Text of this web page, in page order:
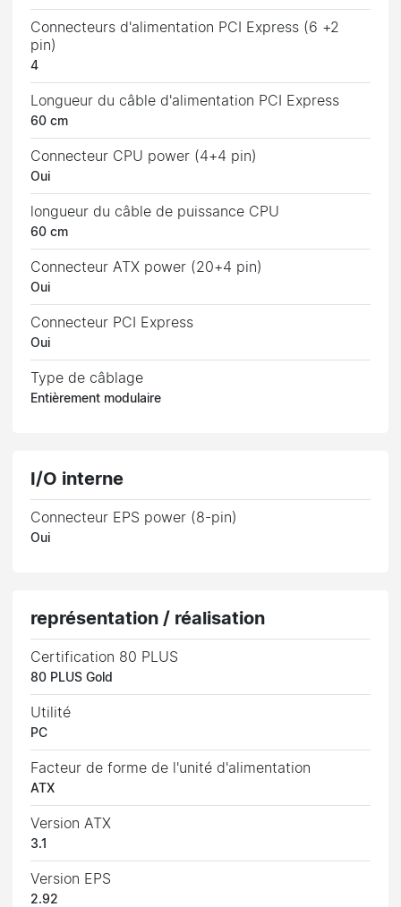
Connecteurs d'alimentation PCI Express (6 +2
pin)
4
Longueur du câble d'alimentation PCI Express
60 cm
Connecteur CPU power (4+4 pin)
Oui
longueur du câble de puissance CPU
60 cm
Connecteur ATX power (20+4 pin)
Oui
Connecteur PCI Express
Oui
Type de câblage
Entièrement modulaire
I/O interne
Connecteur EPS power (8-pin)
Oui
représentation / réalisation
Certification 80 PLUS
80 PLUS Gold
Utilité
PC
Facteur de forme de l'unité d'alimentation
ATX
Version ATX
3.1
Version EPS
2.92